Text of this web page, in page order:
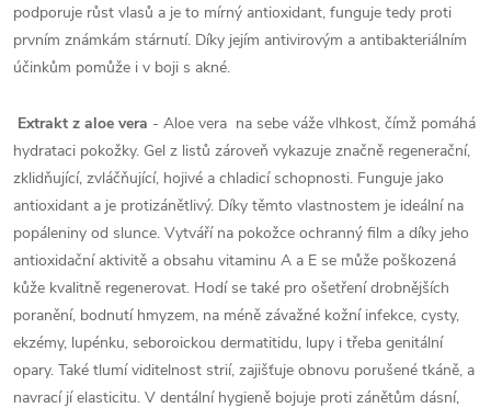
podporuje růst vlasů a je to mírný antioxidant, funguje tedy proti
prvním známkám stárnutí. Díky jejím antivirovým a antibakteriálním
účinkům pomůže i v boji s akné.
Extrakt z aloe vera - Aloe vera na sebe váže vlhkost, čímž pomáhá
hydrataci pokožky. Gel z listů zároveň vykazuje značně regenerační,
zklidňující, zvláčňující, hojivé a chladicí schopnosti. Funguje jako
antioxidant a je protizánětlivý. Díky těmto vlastnostem je ideální na
popáleniny od slunce. Vytváří na pokožce ochranný film a díky jeho
antioxidační aktivitě a obsahu vitaminu A a E se může poškozená
kůže kvalitně regenerovat. Hodí se také pro ošetření drobnějších
poranění, bodnutí hmyzem, na méně závažné kožní infekce, cysty,
ekzémy, lupénku, seboroickou dermatitidu, lupy i třeba genitální
opary. Také tlumí viditelnost strií, zajišťuje obnovu porušené tkáně, a
navrací jí elasticitu. V dentální hygieně bojuje proti zánětům dásní,